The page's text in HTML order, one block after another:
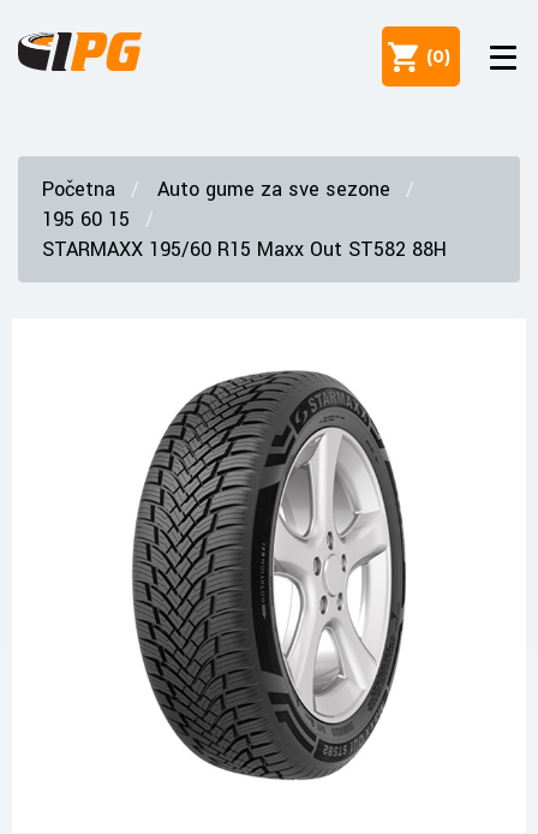
(0)
Početna
Auto gume za sve sezone
195 60 15
STARMAXX 195/60 R15 Maxx Out ST582 88H